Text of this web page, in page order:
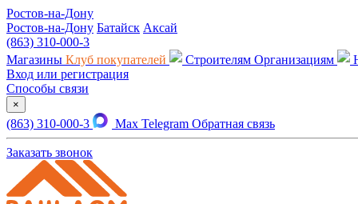
Ростов-на-Дону
Ростов-на-Дону Батайск Аксай
(863) 310-000-3
Магазины Клуб покупателей Строителям Организациям
Вход или регистрация
Способы связи
×
(863) 310-000-3 Max Telegram Обратная связь
Заказать звонок